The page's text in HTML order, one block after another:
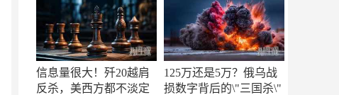
信息量很大！歼20越肩
反杀，美西方都不淡定
125万还是5万？俄乌战
损数字背后的\"三国杀\"